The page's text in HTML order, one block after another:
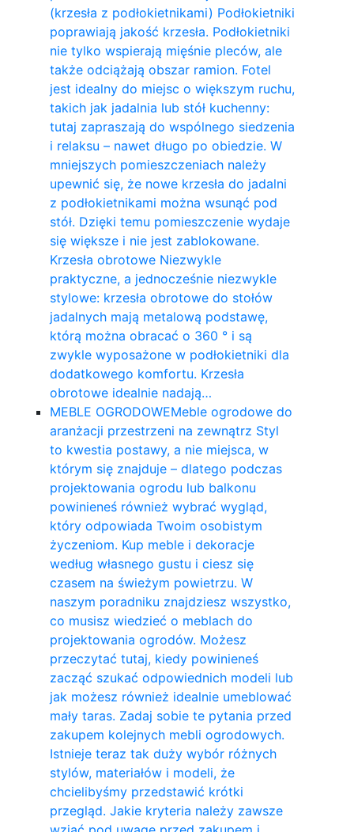
(krzesła z podłokietnikami) Podłokietniki
poprawiają jakość krzesła. Podłokietniki
nie tylko wspierają mięśnie pleców, ale
także odciążają obszar ramion. ​Fotel
jest idealny do miejsc o większym ruchu,
takich jak jadalnia lub stół kuchenny:
tutaj zapraszają do wspólnego siedzenia
i relaksu – nawet długo po obiedzie. W
mniejszych pomieszczeniach należy
upewnić się, że nowe krzesła do jadalni
z podłokietnikami można wsunąć pod
stół. Dzięki temu pomieszczenie wydaje
się większe i nie jest zablokowane.
Krzesła obrotowe Niezwykle
praktyczne, a jednocześnie niezwykle
stylowe: krzesła obrotowe do stołów
jadalnych mają metalową podstawę,
którą można obracać o 360 ° i są
zwykle wyposażone w podłokietniki dla
dodatkowego komfortu. Krzesła
obrotowe idealnie nadają…
MEBLE OGRODOWEMeble ogrodowe do
aranżacji przestrzeni na zewnątrz Styl
to kwestia postawy, a nie miejsca, w
którym się znajduje – dlatego podczas
projektowania ogrodu lub balkonu
powinieneś również wybrać wygląd,
który odpowiada Twoim osobistym
życzeniom. Kup meble i dekoracje
według własnego gustu i ciesz się
czasem na świeżym powietrzu. W
naszym poradniku znajdziesz wszystko,
co musisz wiedzieć o meblach do
projektowania ogrodów. Możesz
przeczytać tutaj, kiedy powinieneś
zacząć szukać odpowiednich modeli lub
jak możesz również idealnie umeblować
mały taras. Zadaj sobie te pytania przed
zakupem kolejnych mebli ogrodowych.
Istnieje teraz tak duży wybór różnych
stylów, materiałów i modeli, że
chcielibyśmy przedstawić krótki
przegląd. Jakie kryteria należy zawsze